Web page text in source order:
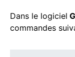
Dans le logiciel
commandes